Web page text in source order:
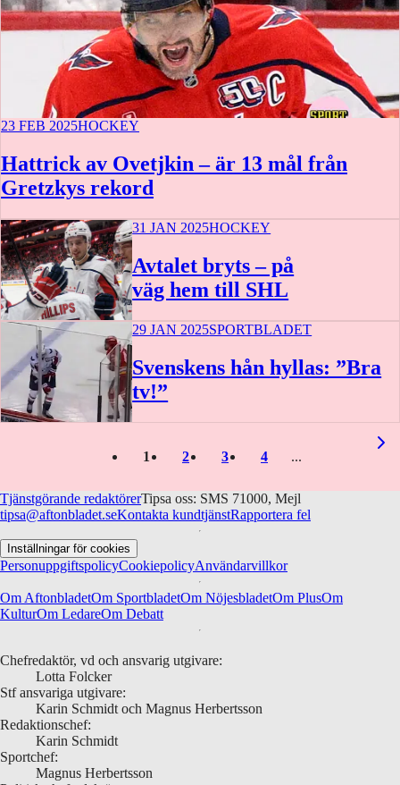
23 FEB 2025HOCKEY
Hattrick av Ovetjkin – är 13 mål från
Gretzkys rekord
31 JAN 2025HOCKEY
Avtalet bryts – på
väg hem till SHL
29 JAN 2025SPORTBLADET
Svenskens hån hyllas: ”Bra
tv!”
1 2 3 4
Tjänstgörande redaktörerTipsa oss: SMS 71000, Mejl
tipsa@aftonbladet.seKontakta kundtjänstRapportera fel
Inställningar för cookies
PersonuppgiftspolicyCookiepolicyAnvändarvillkor
Om AftonbladetOm SportbladetOm NöjesbladetOm PlusOm
KulturOm LedareOm Debatt
Chefredaktör, vd och ansvarig utgivare:
Lotta Folcker
Stf ansvariga utgivare:
Karin Schmidt och Magnus Herbertsson
Redaktionschef:
Karin Schmidt
Sportchef:
Magnus Herbertsson